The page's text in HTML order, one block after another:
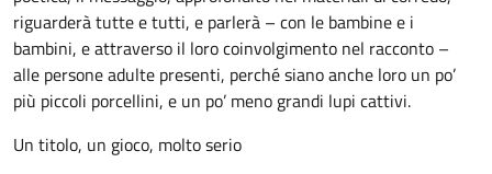
riguarderà tutte e tutti, e parlerà – con le bambine e i
bambini, e attraverso il loro coinvolgimento nel racconto –
alle persone adulte presenti, perché siano anche loro un po’
più piccoli porcellini, e un po’ meno grandi lupi cattivi.
Un titolo, un gioco, molto serio